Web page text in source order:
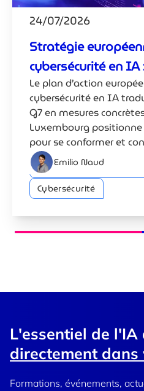
24/07/2026
Stratégie
cybersécurité en IA
Luxembourg
Le plan d’action
cybersécurité en IA
G7 en mesures
Luxembourg
pour se conformer et
Emilio Naud
Cybersécurité
Intelligence artificielle
L'essentiel de
directement
Formations, événements,